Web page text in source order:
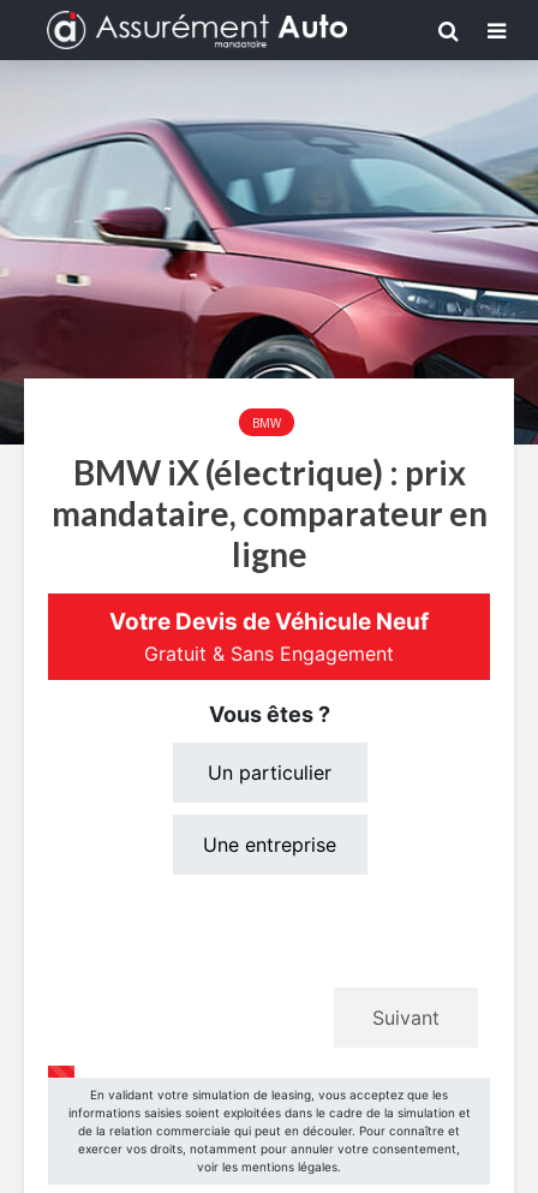
BMW
BMW iX (électrique) : prix
mandataire, comparateur en
ligne